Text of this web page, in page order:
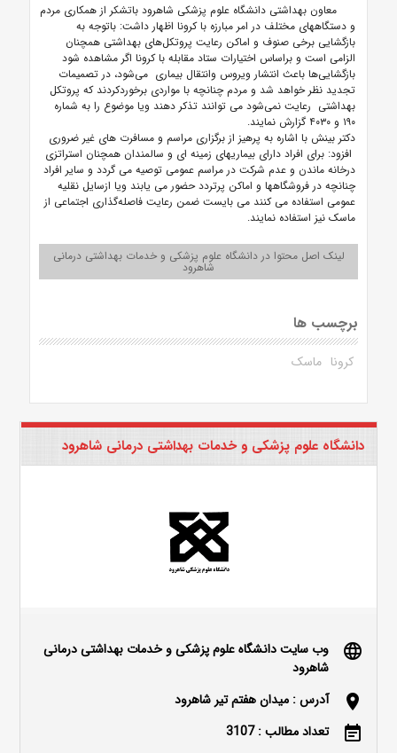
معاون بهداشتی دانشگاه علوم پزشکی شاهرود باتشکر از همکاری مردم
و دستگاههای مختلف در امر مبارزه با کرونا اظهار داشت: باتوجه به
بازگشایی برخی صنوف و اماکن رعایت پروتکل‌های بهداشتی همچنان
الزامی است و براساس اختیارات ستاد مقابله با کرونا اگر مشاهده شود
بازگشایی‌ها باعث انتشار ویروس وانتقال بیماری می‌شود، در تصمیمات
تجدید نظر خواهد شد و مردم چنانچه با مواردی برخوردکردند که پروتکل
بهداشتی رعایت نمی‌شود می توانند تذکر دهند ویا موضوع را به شماره
۱۹۰ و ۴۰۳۰ گزارش نمایند.
دکتر بینش با اشاره به پرهیز از برگزاری مراسم و مسافرت های غیر ضروری
افزود: برای افراد دارای بیماریهای زمینه ای و سالمندان همچنان استراتزی
درخانه ماندن و عدم شرکت در مراسم عمومی توصیه می گردد و سایر افراد
چنانچه در فروشگاهها و اماکن پرتردد حضور می یابند ویا ازسایل نقلیه
عمومی استفاده می کنند می بایست ضمن رعایت فاصله‌گذاری اجتماعی از
ماسک نیز استفاده نمایند.
لینک اصل محتوا در دانشگاه علوم پزشکی و خدمات بهداشتی درمانی
شاهرود
برچسب ها
کرونا ماسک
دانشگاه علوم پزشکی و خدمات بهداشتی درمانی شاهرود
language
وب سایت دانشگاه علوم پزشکی و خدمات بهداشتی درمانی
شاهرود
location_on آدرس : میدان هفتم تیر شاهرود
event_note تعداد مطالب : 3107